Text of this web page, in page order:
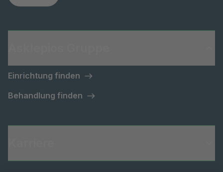
Einrichtung finden
Behandlung finden